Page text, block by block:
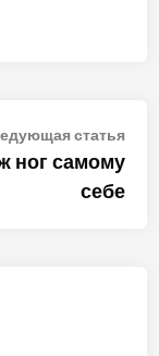
статья
ног самому
себе